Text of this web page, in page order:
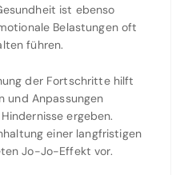
ist ebenso
Belastungen oft
führen.
der Fortschritte hilft
und Anpassungen
ergeben.
einer langfristigen
Jo-Jo-Effekt vor.